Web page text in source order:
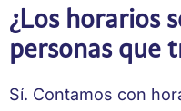
¿Los horarios
personas que
Sí. Contamos con